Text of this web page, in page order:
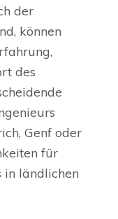
der
können
des
Genf oder
für
in ländlichen